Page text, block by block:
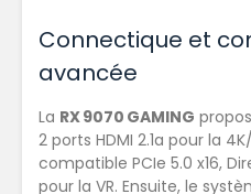
Connectique et
avancée
La RX 9070 GAMING
2 ports HDMI 2.1a pour la
compatible PCIe 5.0 x16,
pour la VR. Ensuite, le